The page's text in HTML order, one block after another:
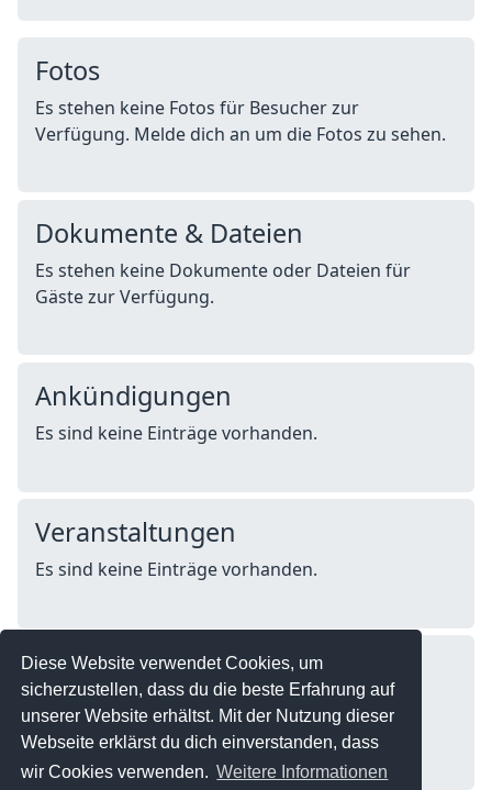
Diese Website verwendet Cookies, um
sicherzustellen, dass du die beste Erfahrung auf
unserer Website erhältst. Mit der Nutzung dieser
Webseite erklärst du dich einverstanden, dass
wir Cookies verwenden. Weitere Informationen
Fotos
Es stehen keine Fotos für Besucher zur
Verfügung. Melde dich an um die Fotos zu sehen.
Dokumente & Dateien
Es stehen keine Dokumente oder Dateien für
Gäste zur Verfügung.
Ankündigungen
Es sind keine Einträge vorhanden.
Veranstaltungen
Es sind keine Einträge vorhanden.
Wer ist Online?
Online ist
1 Besucher